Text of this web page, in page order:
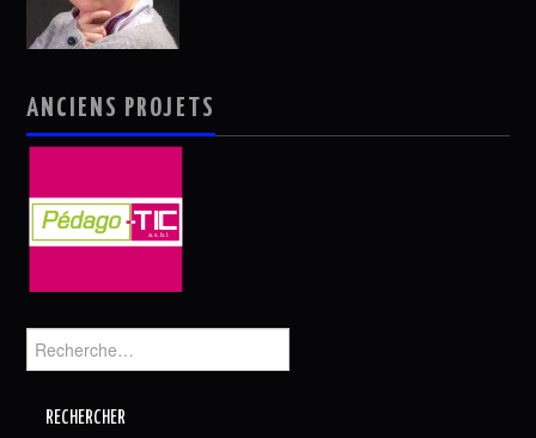
ANCIENS PROJETS
Rechercher :